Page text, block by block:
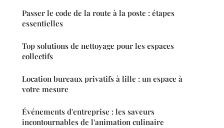
Passer le code de la route à la poste : étapes
essentielles
Top solutions de nettoyage pour les espaces
collectifs
Location bureaux privatifs à lille : un espace à
votre mesure
Événements d'entreprise : les saveurs
incontournables de l'animation culinaire